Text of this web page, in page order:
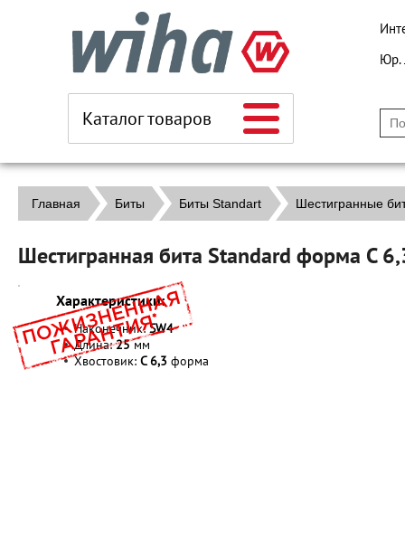
Каталог товаров
Юр.
Главная Биты Биты Standart Шестигранные
Шестигранная бита Standard форма С
Характеристики:
Наконечник:SW4
Длина:25мм
Хвостовик: C 6,3 форма